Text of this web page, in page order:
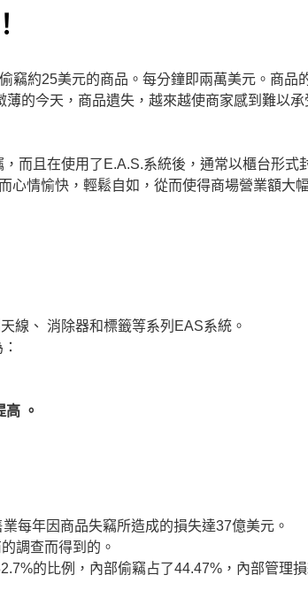
竊約25美元的商品。每分鐘即兩萬美元。商品
的今天，商品遺失，越來越使商家感到難以承
而且在使用了E.A.S.系統後，通常以櫃台形式
心情愉快，輕鬆自如，從而使得商場營業額大
線、 消除器和標籤等系列EAS系統。
。
每年因商品失竊所造成的損失達37億美元。
調查而得到的。
的比例，內部偷竊占了44.47%，內部管理